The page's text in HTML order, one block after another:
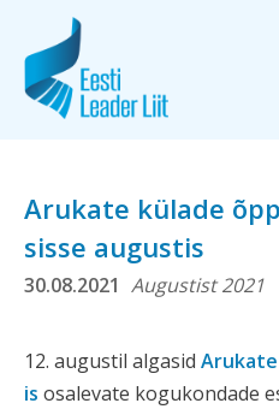
Arukate külade
sisse augustis
30.08.2021 Augustist 2021
12. augustil algasid
is osalevate kogukondade